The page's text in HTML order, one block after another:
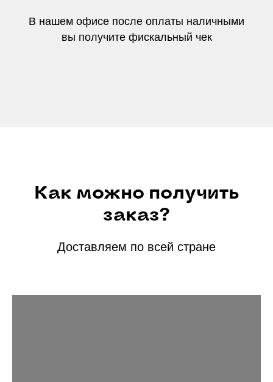
В нашем офисе после оплаты наличными
вы получите фискальный чек
Как можно получить
заказ?
Доставляем по всей стране